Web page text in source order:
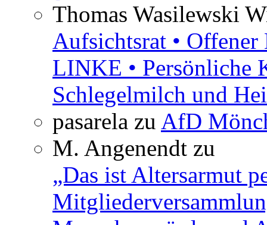
Thomas Wasilewski
Aufsichtsrat •
LINKE • Persönliche
Schlegelmilch und
pasarela zu AfD
M. Angenendt zu
„Das ist Altersarmut